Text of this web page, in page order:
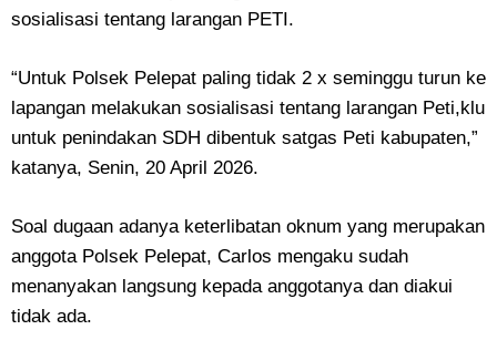
sosialisasi tentang larangan PETI.
“Untuk Polsek Pelepat paling tidak 2 x seminggu turun ke
lapangan melakukan sosialisasi tentang larangan Peti,klu
untuk penindakan SDH dibentuk satgas Peti kabupaten,”
katanya, Senin, 20 April 2026.
Soal dugaan adanya keterlibatan oknum yang merupakan
anggota Polsek Pelepat, Carlos mengaku sudah
menanyakan langsung kepada anggotanya dan diakui
tidak ada.